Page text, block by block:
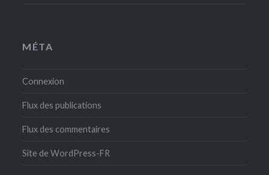
MÉTA
Connexion
Flux des publications
Flux des commentaires
Site de WordPress-FR